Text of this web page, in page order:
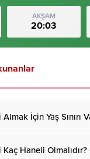
AKŞAM
20:03
İçin Yaş Sınırı
Haneli